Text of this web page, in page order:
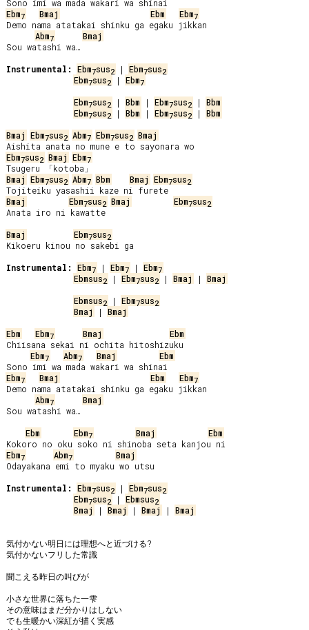
Ebm7 Bmaj Ebm Ebm7
Demo nama atatakai shinku ga egaku jikkan
Abm7
Bmaj
Sou watashi wa…
Instrumental:
Ebm7sus2 | Ebm7sus2
Ebm7sus2 | Ebm7
Ebm7sus2 | Bbm | Ebm7sus2 | Bbm
Ebm7sus2 | Bbm | Ebm7sus2 | Bbm
Bmaj Ebm7sus2 Abm7 Ebm7sus2 Bmaj
Ebm7sus2 Bmaj Ebm7
Bmaj Ebm7sus2 Abm7 Bbm Bmaj Ebm7sus2
Bmaj
Ebm7sus2 Bmaj Ebm7sus2
Anata iro ni kawatte
Bmaj
Ebm7sus2
Kikoeru kinou no sakebi ga
Instrumental:
Ebm7 | Ebm7 | Ebm7
Ebmsus2 | Ebm7sus2 | Bmaj | Bmaj
Ebmsus2 | Ebm7sus2
Bmaj | Bmaj
Ebm
Ebm7 Bmaj
Ebm
Chiisana sekai ni ochita hitoshizuku
Ebm7 Abm7 Bmaj
Ebm
Ebm7 Bmaj Ebm Ebm7
Demo nama atatakai shinku ga egaku jikkan
Abm7
Bmaj
Sou watashi wa…
Ebm
Ebm7 Bmaj
Ebm
Ebm7 Abm7
Bmaj
Odayakana emi to myaku wo utsu
Instrumental:
Ebm7sus2 | Ebm7sus2
Ebm7sus2 | Ebmsus2
Bmaj | Bmaj | Bmaj | Bmaj
気付かない明日には理想へと近づける?
気付かないフリした常識
聞こえる昨日の叫びが
小さな世界に落ちた一雫
その意味はまだ分かりはしない
でも生暖かい深紅が描く実感